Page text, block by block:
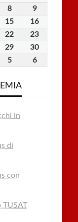
Agosto
2026
Agosto
2026
88
Agosto
2026
99
Agosto
2026
15
Agosto
2026
16
22
Agosto
23
29
Agosto
30
55
2026
66
in
di
con
TUSAT